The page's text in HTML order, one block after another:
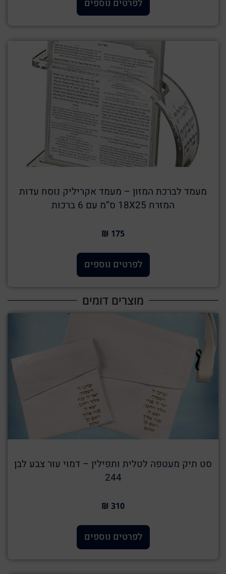
לפרטים נוספים
מעמד לברכת המזון – מעמד אקריליק נוסח עדות
המזרח 18X25 ס”מ עם 6 ברכות
175 ₪
לפרטים נוספים
מוצרים דומים
סט תיק מעטפה לטלית ותפילין – דמוי עור צבע לבן
244
310 ₪
לפרטים נוספים